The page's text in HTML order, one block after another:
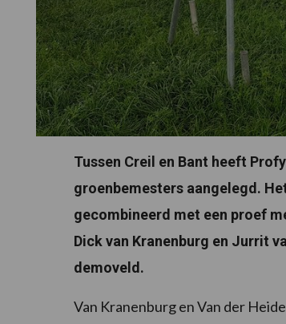
Tussen Creil en Bant heeft
groenbemesters aangelegd.
gecombineerd met een proef
Dick van Kranenburg en Jurrit
demoveld.
Van Kranenburg en Van der